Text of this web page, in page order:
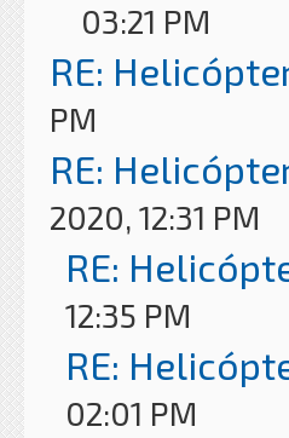
03:21 PM
RE:
PM
RE:
2020, 12:31 PM
RE:
12:35 PM
RE:
02:01 PM